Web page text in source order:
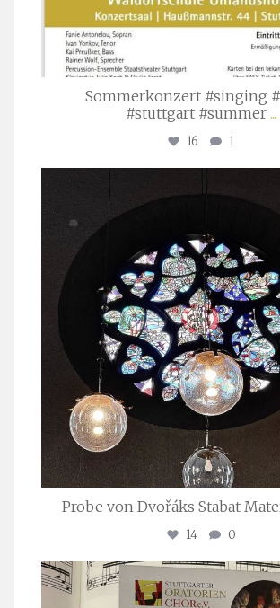
Sommerkonzert #singing
#stuttgart #summer ...
16 1
Apr. 1
Probe von Dvořáks Stabat
14 0
stuttgarter_oratorienchor
Nov. 29